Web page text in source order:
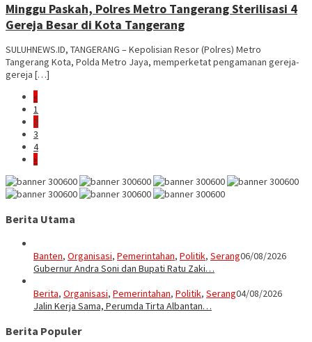
Minggu Paskah, Polres Metro Tangerang Sterilisasi 4
Gereja Besar di Kota Tangerang
SULUHNEWS.ID, TANGERANG – Kepolisian Resor (Polres) Metro
Tangerang Kota, Polda Metro Jaya, memperketat pengamanan gereja-
gereja […]
«
1
2
3
4
»
Berita Utama
Banten, Organisasi, Pemerintahan, Politik, Serang06/08/2026
Gubernur Andra Soni dan Bupati Ratu Zaki…
Berita, Organisasi, Pemerintahan, Politik, Serang04/08/2026
Jalin Kerja Sama, Perumda Tirta Albantan…
Berita Populer